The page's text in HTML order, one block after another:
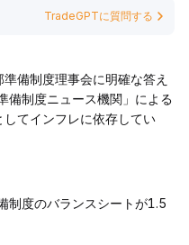
TradeGPTに質問する
備制度理事会に明確な答え
備制度ニュース機関」による
てインフレに依存してい
制度のバランスシートが1.5